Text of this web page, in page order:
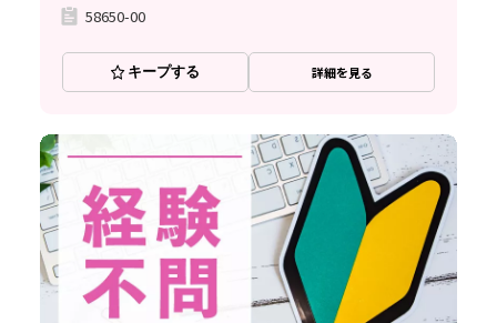
58650-00
キープする 詳細を見る